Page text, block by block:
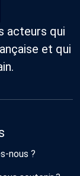
acteurs qui
et qui
nous ?